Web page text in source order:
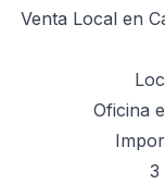
Venta Local en
Oficina
3